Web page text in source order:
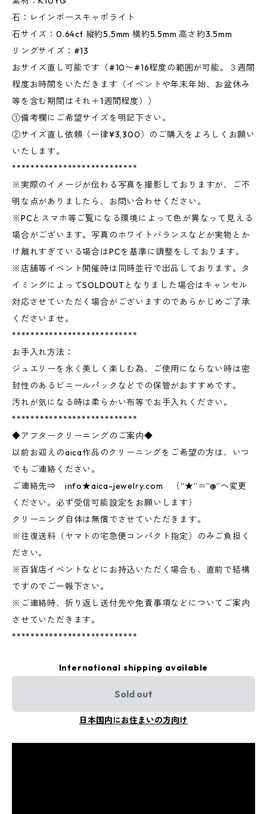
石：レインボースキャポライト
石サイズ：0.64ct 縦約5.5mm 横約5.5mm 高さ約3.5mm
リングサイズ：#13
おサイズ直し可能です（#10〜#16程度の範囲が可能。３週間
程度お時間をいただきます（イベントや年末年始、お盆休み
等を含む期間はそれ＋1週間程度））
①備考欄にご希望サイズを明記下さい。
②サイズ直し依頼（一律¥3,300）のご購入をよろしくお願い
いたします。
***************************
※実際のイメージが伝わる写真を撮影しておりますが、ご不
明な点がありましたら、お問い合わせください。
※PCとスマホ等ご覧になる環境によって色が異なって見える
場合がございます。写真のホワイトバランスなどが実物とか
け離れすぎている場合はPCを基準に調整をしております。
※店舗等イベント開催時は同時並行で出品しております。タ
イミングによってSOLDOUTとなりました場合はキャンセル
対応させていただく場合がございますのであらかじめご了承
くださいませ。
***************************
お手入れ方法：
ジュエリーを永く美しく楽しむ為、ご使用にならない時は密
封性のあるビニールパックなどでの保管がおすすめです。
汚れが気になる時は柔らかい布等でお手入れください。
***************************
◆アフタークリーニングのご案内◆
以前お迎えのaica作品のクリーニングをご希望の方は、いつ
でもご連絡ください。
ご連絡先⇒ info★aica-jewelry.com （“★”＝”@”へ変更
ください。必ず受信可能設定をお願いします）
クリーニング自体は無償でさせていただきます。
※往復送料（ヤマトの宅急便コンパクト指定）のみご負担く
ださい。
※百貨店イベントなどにお持込いただく場合も、直前で結構
ですのでご一報下さい。
※ご連絡時、折り返し送付先や免責事項などについてご案内
させていただきます。
***************************
International shipping available
Sold out
日本国内にお住まいの方向け